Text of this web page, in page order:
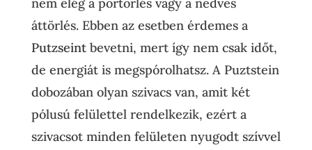
áttörlés. Ebben az esetben érdemes a
Putzseintbevetni, mert így nem csak időt,
de energiát is megspórolhatsz. A Puztstein
dobozában olyan szivacs van, amit két
pólusú felülettel rendelkezik, ezért a
szivacsot minden felületen nyugodt szívvel